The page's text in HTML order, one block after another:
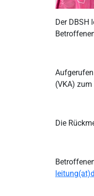
Der DBSH
(VKA)
Die